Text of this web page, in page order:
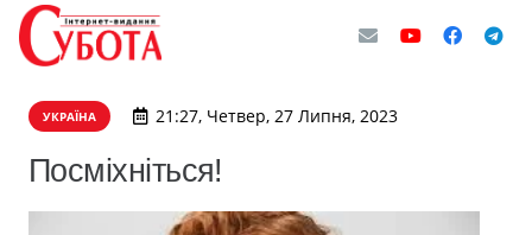
УКРАЇНА 21:27, Четвер, 27 Липня, 2023
Посміхніться!